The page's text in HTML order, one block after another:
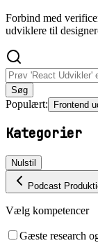
Forbind med
udviklere til
Søg
Populært: Frontend
Kategorier
Nulstil
Podcast
Vælg kompetencer
Gæste research